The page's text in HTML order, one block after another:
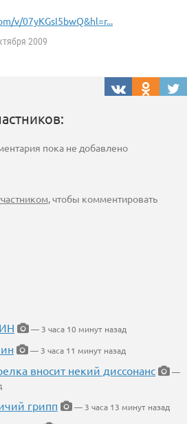
v/07yKGsI5bwQ&hl=r...
2009
пока не добавлено
, чтобы комментировать
— 3 часа 10 минут назад
— 3 часа 11 минут назад
вносит некий диссонанс
—
грипп
— 3 часа 13 минут назад